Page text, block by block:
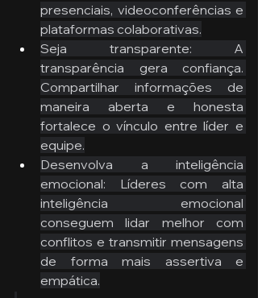
presenciais, videoconferências e
plataformas colaborativas.
Seja transparente: A
transparência gera confiança.
Compartilhar informações de
maneira aberta e honesta
fortalece o vínculo entre líder e
equipe.
Desenvolva a inteligência
emocional: Líderes com alta
inteligência emocional
conseguem lidar melhor com
conflitos e transmitir mensagens
de forma mais assertiva e
empática.